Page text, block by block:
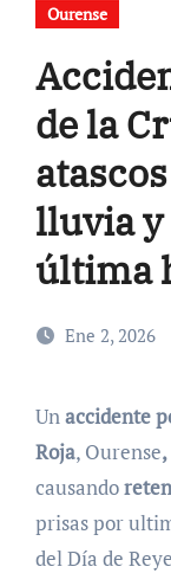
Ourense
de la
lluvia y
última
Ene 2, 2026
Unaccidente
Roja, Ourense,
causando
prisas por
del Día de